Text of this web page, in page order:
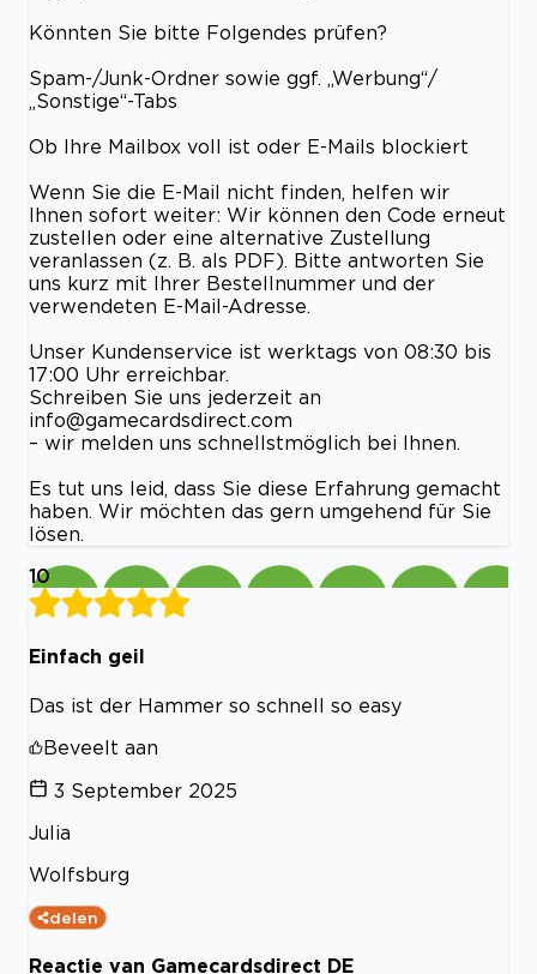
Könnten Sie bitte Folgendes prüfen?
Spam-/Junk-Ordner sowie ggf. „Werbung“/
„Sonstige“-Tabs
Ob Ihre Mailbox voll ist oder E-Mails blockiert
Wenn Sie die E-Mail nicht finden, helfen wir
Ihnen sofort weiter: Wir können den Code erneut
zustellen oder eine alternative Zustellung
veranlassen (z. B. als PDF). Bitte antworten Sie
uns kurz mit Ihrer Bestellnummer und der
verwendeten E-Mail-Adresse.
Unser Kundenservice ist werktags von 08:30 bis
17:00 Uhr erreichbar.
Schreiben Sie uns jederzeit an
info@gamecardsdirect.com
– wir melden uns schnellstmöglich bei Ihnen.
Es tut uns leid, dass Sie diese Erfahrung gemacht
haben. Wir möchten das gern umgehend für Sie
lösen.
10
Einfach geil
Das ist der Hammer so schnell so easy
Beveelt aan
3 September 2025
Julia
Wolfsburg
delen
Reactie van Gamecardsdirect DE